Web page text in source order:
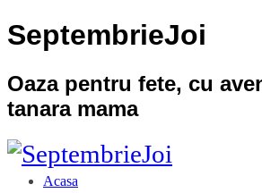
SeptembrieJoi
Oaza pentru fete, cu
tanara mama
Acasa